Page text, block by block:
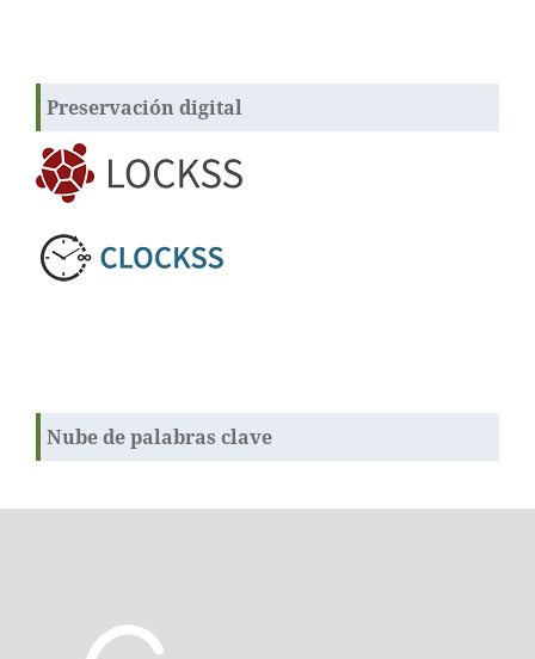
Preservación digital
Nube de palabras clave